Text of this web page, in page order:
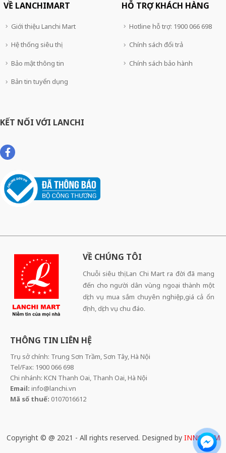
VỀ LANCHIMART
Giới thiệu Lanchi Mart
Hệ thống siêu thị
Bảo mật thông tin
Bản tin tuyển dụng
HỖ TRỢ KHÁCH HÀNG
Hotline hỗ trợ: 1900 066 698
Chính sách đổi trả
Chính sách bảo hành
KẾT NỐI VỚI LANCHI
VỀ CHÚNG TÔI
Chuỗi siêu thị Lan Chi Mart ra đời đã mang
đến cho người dân vùng ngoại thành một
dịch vụ mua sắm chuyên nghiệp,giá cả ổn
định, dịch vụ chu đáo.
THÔNG TIN LIÊN HỆ
Trụ sở chính: Trung Sơn Trầm, Sơn Tây, Hà Nội
Tel/Fax: 1900 066 698
Chi nhánh: KCN Thanh Oai, Thanh Oai, Hà Nội
Email: info@lanchi.vn
Mã số thuế: 0107016612
Copyright © @ 2021 - All rights reserved. Designed by INNOCOM